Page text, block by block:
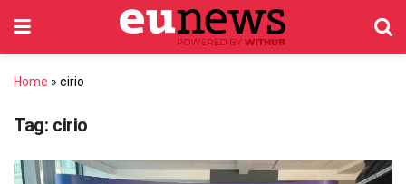
Home » cirio
Tag: cirio